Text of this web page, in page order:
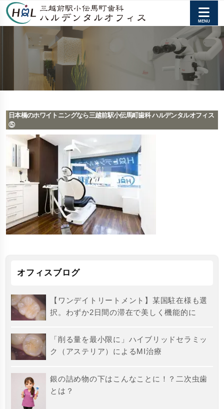
日本橋のホワイトニングなら三越前駅小伝馬町歯科 ハルデンタルオフィス
⑤
オフィスブログ
【ワンデイトリートメント】某国駐在様も選
択。わずか2日間の滞在で美しく機能的に
「削る量を最小限に」ハイブリッドセラミッ
ク（アステリア）によるMI治療
銀の詰め物の下はこんなことに！？二次虫歯
とは？